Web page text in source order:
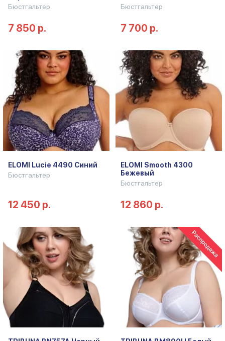
Бюстгальтер
7 850 р.
Бюстгальтер
7 700 р.
ELOMI Lucie 4490 Синий
Бюстгальтер
12 450 р.
ELOMI Smooth 4300
Бежевый
Бюстгальтер
12 860 р.